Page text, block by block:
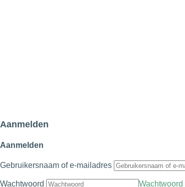
Aanmelden
Aanmelden
Gebruikersnaam of e-mailadres
Wachtwoord